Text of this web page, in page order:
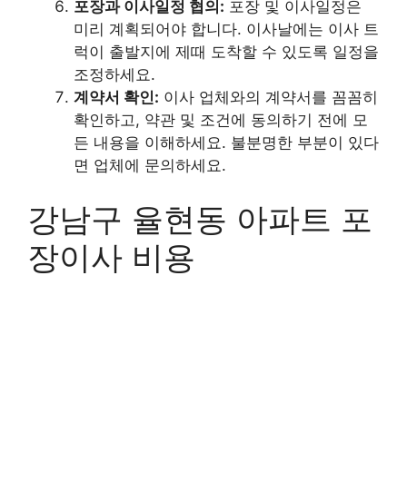
포장과 이사일정 협의: 포장 및 이사일정은
미리 계획되어야 합니다. 이사날에는 이사 트
럭이 출발지에 제때 도착할 수 있도록 일정을
조정하세요.
계약서 확인: 이사 업체와의 계약서를 꼼꼼히
확인하고, 약관 및 조건에 동의하기 전에 모
든 내용을 이해하세요. 불분명한 부분이 있다
면 업체에 문의하세요.
강남구 율현동 아파트 포
장이사 비용